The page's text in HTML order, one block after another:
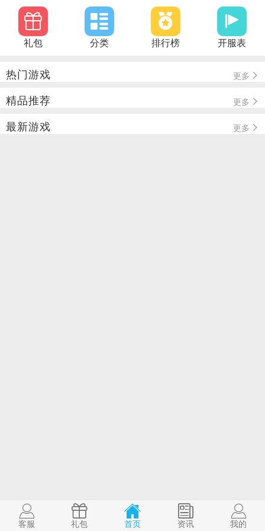
礼包 分类 排行榜 开服表
热门游戏 更多
精品推荐 更多
最新游戏 更多
客服 礼包 首页 资讯 我的